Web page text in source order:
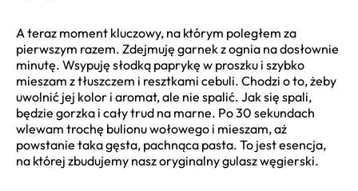
A teraz moment kluczowy, na którym poległem za
pierwszym razem. Zdejmuję garnek z ognia na dosłownie
minutę. Wsypuję słodką paprykę w proszku i szybko
mieszam z tłuszczem i resztkami cebuli. Chodzi o to, żeby
uwolnić jej kolor i aromat, ale nie spalić. Jak się spali,
będzie gorzka i cały trud na marne. Po 30 sekundach
wlewam trochę bulionu wołowego i mieszam, aż
powstanie taka gęsta, pachnąca pasta. To jest esencja,
na której zbudujemy nasz oryginalny gulasz węgierski.